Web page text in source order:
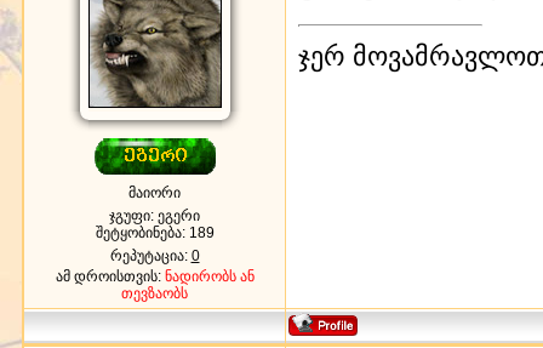
მაიორი
ჯგუფი: ეგერი
შეტყობინება: 189
რეპუტაცია: 0
ამ დროისთვის: ნადირობს ან
თევზაობს
ჯერ